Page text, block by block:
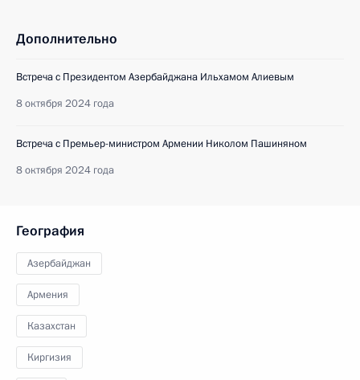
Дополнительно
Встреча с Президентом Азербайджана Ильхамом Алиевым
8 октября 2024 года
Встреча с Премьер-министром Армении Николом Пашиняном
8 октября 2024 года
География
Азербайджан
Армения
Казахстан
Киргизия